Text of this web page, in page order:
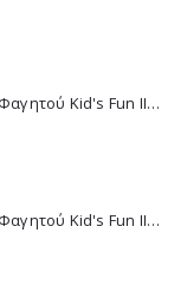
Polo Ισοθερμικό Τσαντάκι Φαγητού Kid's Fun II - Μωβ 971003-8420 2026
Polo Ισοθερμικό Τσαντάκι Φαγητού Kid's Fun II - Λιλά 971003-8425 2026